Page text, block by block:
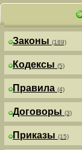
Законы (189)
Кодексы (5)
Правила (4)
Договоры (3)
Приказы (15)